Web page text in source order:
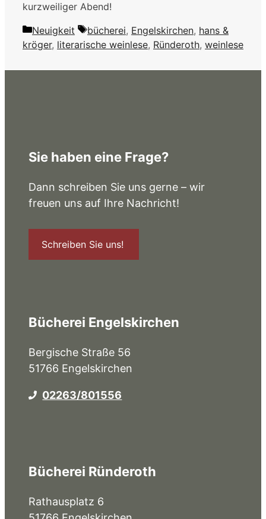
kurzweiliger Abend!
Kategorien
Neuigkeit Schlagwörter
bücherei, Engelskirchen, hans &
kröger, literarische weinlese, Ründeroth, weinlese
Sie haben eine Frage?
Dann schreiben Sie uns gerne – wir
freuen uns auf Ihre Nachricht!
Schreiben Sie uns!
Bücherei Engelskirchen
Bergische Straße 56
51766 Engelskirchen
02263/801556
Bücherei Ründeroth
Rathausplatz 6